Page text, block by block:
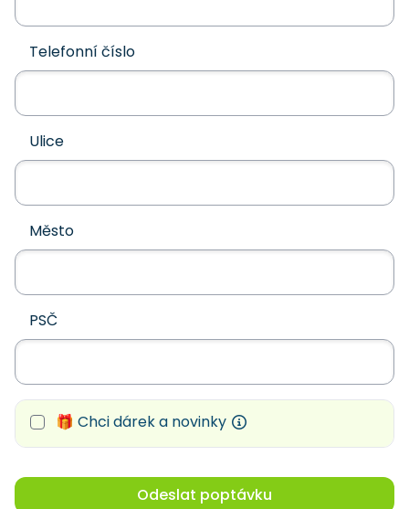
Telefonní číslo
Ulice
Město
PSČ
🎁 Chci dárek a novinky
Odeslat poptávku